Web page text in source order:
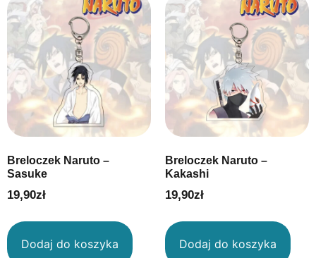
Breloczek Naruto –
Sasuke
19,90zł
Dodaj do koszyka
Breloczek Naruto –
Kakashi
19,90zł
Dodaj do koszyka